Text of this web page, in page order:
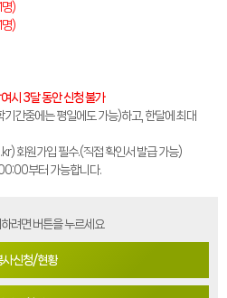
명)
명)
시 3달 동안 신청 불가
간중에는 평일에도 가능)하고, 한달에 최대
회원가입 필수.(직접 확인서 발급 가능)
부터 가능합니다.
려면 버튼을 누르세요
사신청/현황